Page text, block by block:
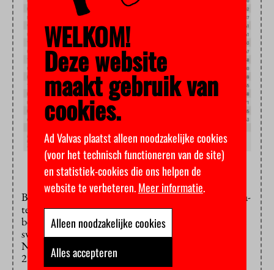
Bij de hogescholen gaat er géén extra geld naar de bèta-
technische opleidingen. Het volledige verschoven
bedrag gaat naar hogescholen met relatief veel externe
switchers, zoals Inholland, de Haagse Hogeschool en
NHL Stenden. In totaal wordt er in 2019 zodoende
21,4 miljoen euro herverdeeld.
WELKOM!
Deze website
maakt gebruik van
cookies.
Ad Valvas plaatst alleen noodzakelijke cookies
(voor het technisch functioneren van de site)
en statistiek-cookies die ons helpen de
website te verbeteren.Meer informatie.
Alleen noodzakelijke cookies
Alles accepteren